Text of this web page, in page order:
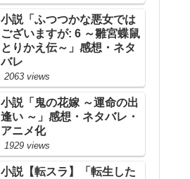
小説「ふつつかな悪女では
ございますが: 6 ～雛宮蝶鼠
とりかえ伝～」感想・ネタ
バレ
2063 views
小説「鬼の花嫁 ～運命の出
逢い ～」感想・ネタバレ・
アニメ化
1929 views
小説【転スラ】「転生した